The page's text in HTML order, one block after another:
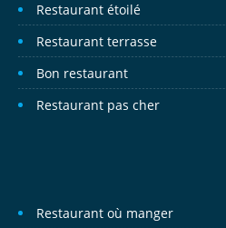
Restaurant étoilé
Restaurant terrasse
Bon restaurant
Restaurant pas cher
Restaurant où manger